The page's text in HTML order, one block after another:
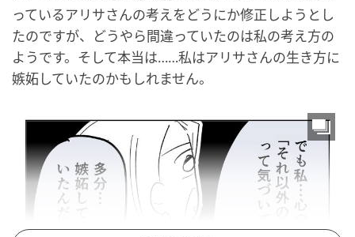
っているアリサさんの考えをどうにか修正しようとし
たのですが、どうやら間違っていたのは私の考え方の
ようです。そして本当は……私はアリサさんの生き方に
嫉妬していたのかもしれません。